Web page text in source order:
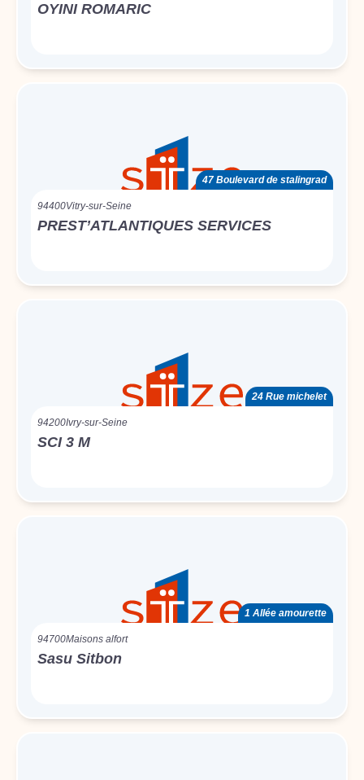
OYINI ROMARIC
47 Boulevard de stalingrad
94400Vitry-sur-Seine
PREST’ATLANTIQUES SERVICES
24 Rue michelet
94200Ivry-sur-Seine
SCI 3 M
1 Allée amourette
94700Maisons alfort
Sasu Sitbon